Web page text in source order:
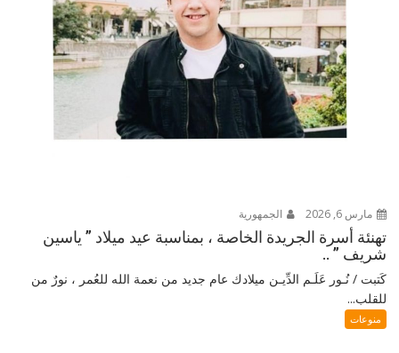
مارس 6, 2026 الجمهورية
تهنئة أسرة الجريدة الخاصة ، بمناسبة عيد ميلاد ” ياسين
شريف ” ..
كَتبت / نُـور عَلَـم الدِّيـن ميلادك عام جديد من نعمة الله للعُمر ، نورٌ من
للقلب...
منوعات